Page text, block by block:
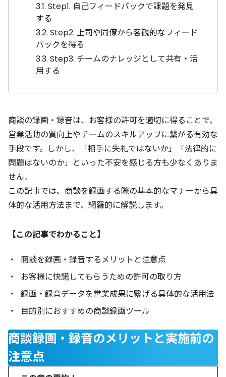
3.1. Step1. 自己フィードバックで課題を発見
する
3.2. Step2. 上司や同僚から客観的なフィード
バックを得る
3.3. Step3. チームのナレッジとして共有・活
用する
商談の録画・録音は、お客様の許可を適切に得ることで、
営業活動の質向上やチームのスキルアップに繋がる有効な
手段です。しかし、「相手に失礼ではないか」「法律的に
問題はないのか」といった不安を感じる方も少なくありま
せん。
この記事では、商談を録画する際の基本的なマナーから具
体的な活用方法まで、網羅的に解説します。
【この記事でわかること】
商談を録画・録音するメリットと注意点
お客様に快諾してもらうための許可の取り方
録画・録音データを営業成果に繋げる具体的な活用法
目的別におすすめの商談録画ツール
商談録画・録音のメリットと実施前の
注意点